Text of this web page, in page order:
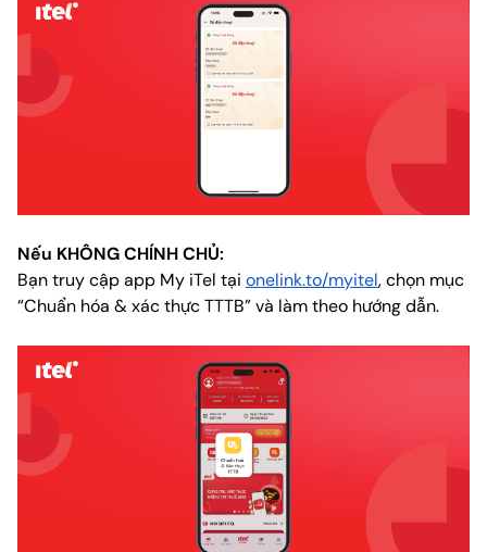
Nếu KHÔNG CHÍNH CHỦ:
Bạn truy cập app My iTel tại onelink.to/myitel, chọn mục
“Chuẩn hóa & xác thực TTTB” và làm theo hướng dẫn.